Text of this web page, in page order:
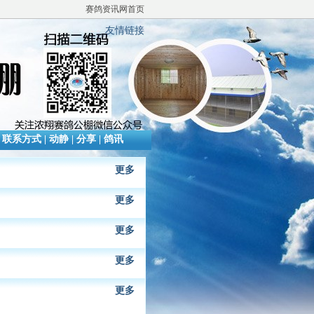
赛鸽资讯网首页
友情链接
联系方式|动静|分享|鸽讯
更多
更多
更多
更多
更多